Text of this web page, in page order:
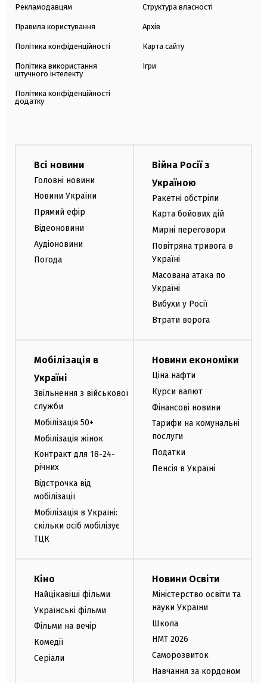
Рекламодавцям
Правила користування
Політика конфіденційності
Політика використання
штучного інтелекту
Політика конфіденційності
додатку
Структура власності
Архів
Карта сайту
Ігри
Всі новини
Головні новини
Новини України
Прямий ефір
Відеоновини
Аудіоновини
Погода
Війна Росії з
Україною
Ракетні обстріли
Карта бойових дій
Мирні переговори
Повітряна тривога в
Україні
Масована атака по
Україні
Вибухи у Росії
Втрати ворога
Мобілізація в
Україні
Звільнення з військової
служби
Мобілізація 50+
Мобілізація жінок
Контракт для 18-24-
річних
Відстрочка від
мобілізації
Мобілізація в Україні:
скільки осіб мобілізує
ТЦК
Новини економіки
Ціна нафти
Курси валют
Фінансові новини
Тарифи на комунальні
послуги
Податки
Пенсія в Україні
Кіно
Найцікавіші фільми
Українські фільми
Фільми на вечір
Комедії
Серіали
Новини Освіти
Міністерство освіти та
науки України
Школа
НМТ 2026
Саморозвиток
Навчання за кордоном